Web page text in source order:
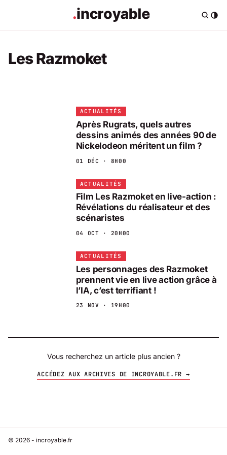
Les Razmoket
ACTUALITÉS
Après Rugrats, quels autres
dessins animés des années 90 de
Nickelodeon méritent un film ?
01 DÉC · 8H00
ACTUALITÉS
Film Les Razmoket en live-action :
Révélations du réalisateur et des
scénaristes
04 OCT · 20H00
ACTUALITÉS
Les personnages des Razmoket
prennent vie en live action grâce à
l’IA, c’est terrifiant !
23 NOV · 19H00
Vous recherchez un article plus ancien ?
ACCÉDEZ AUX ARCHIVES DE INCROYABLE.FR →
© 2026 - incroyable.fr